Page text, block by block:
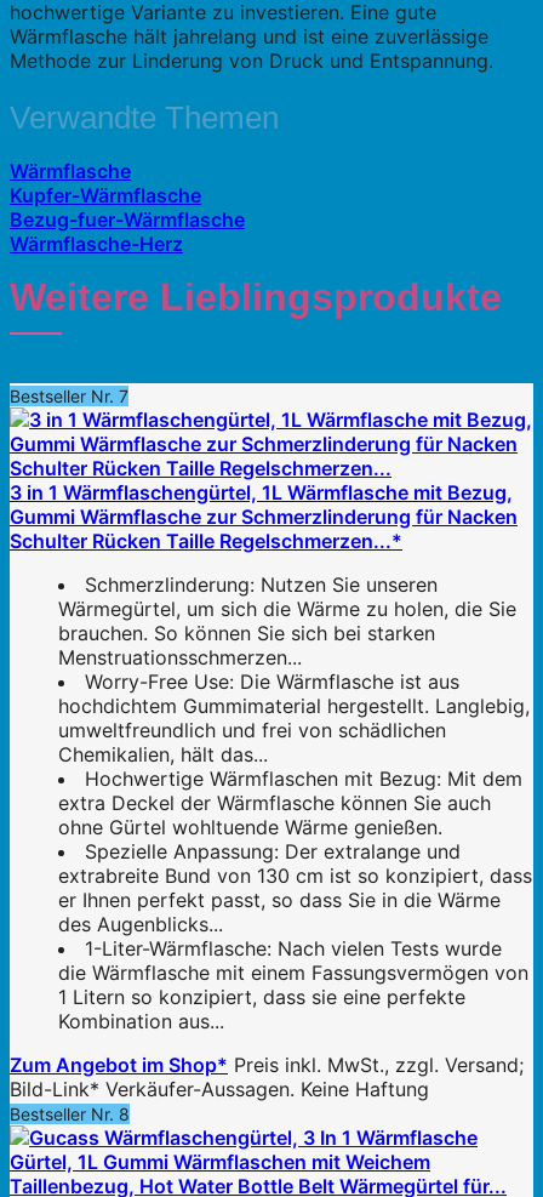
hochwertige Variante zu investieren. Eine gute
Wärmflasche hält jahrelang und ist eine zuverlässige
Methode zur Linderung von Druck und Entspannung.
Verwandte Themen
Wärmflasche
Kupfer-Wärmflasche
Bezug-fuer-Wärmflasche
Wärmflasche-Herz
Weitere Lieblingsprodukte
Bestseller Nr. 7
3 in 1 Wärmflaschengürtel, 1L Wärmflasche mit Bezug,
Gummi Wärmflasche zur Schmerzlinderung für Nacken
Schulter Rücken Taille Regelschmerzen...*
Schmerzlinderung: Nutzen Sie unseren
Wärmegürtel, um sich die Wärme zu holen, die Sie
brauchen. So können Sie sich bei starken
Menstruationsschmerzen...
Worry-Free Use: Die Wärmflasche ist aus
hochdichtem Gummimaterial hergestellt. Langlebig,
umweltfreundlich und frei von schädlichen
Chemikalien, hält das...
Hochwertige Wärmflaschen mit Bezug: Mit dem
extra Deckel der Wärmflasche können Sie auch
ohne Gürtel wohltuende Wärme genießen.
Spezielle Anpassung: Der extralange und
extrabreite Bund von 130 cm ist so konzipiert, dass
er Ihnen perfekt passt, so dass Sie in die Wärme
des Augenblicks...
1-Liter-Wärmflasche: Nach vielen Tests wurde
die Wärmflasche mit einem Fassungsvermögen von
1 Litern so konzipiert, dass sie eine perfekte
Kombination aus...
Zum Angebot im Shop* Preis inkl. MwSt., zzgl. Versand;
Bild-Link* Verkäufer-Aussagen. Keine Haftung
Bestseller Nr. 8